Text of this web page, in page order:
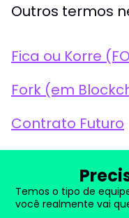
Outros termos
Fica ou Korre
Contrato Futuro
Temos o tipo de
você realmente vai